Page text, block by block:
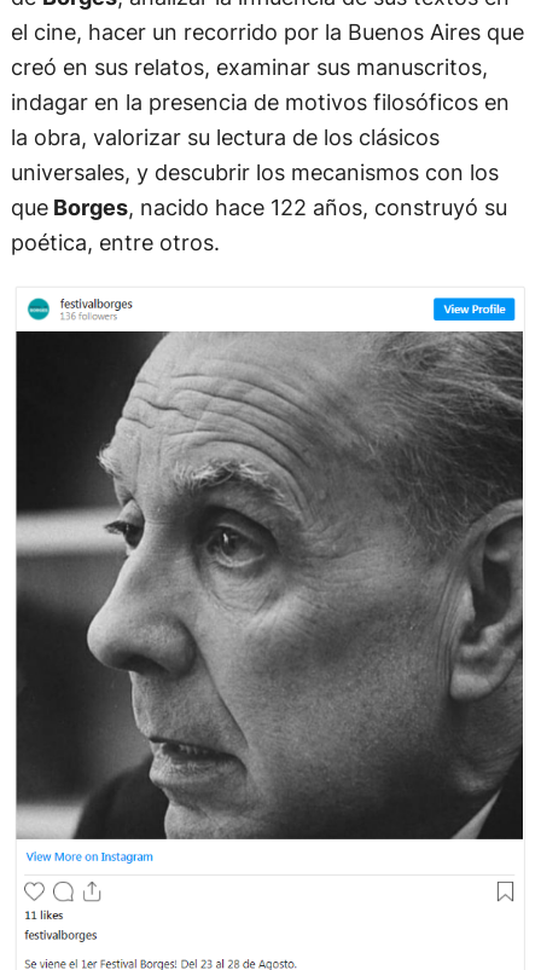
el cine, hacer un recorrido por la Buenos Aires que
creó en sus relatos, examinar sus manuscritos,
indagar en la presencia de motivos filosóficos en
la obra, valorizar su lectura de los clásicos
universales, y descubrir los mecanismos con los
queBorges, nacido hace 122 años, construyó su
poética, entre otros.